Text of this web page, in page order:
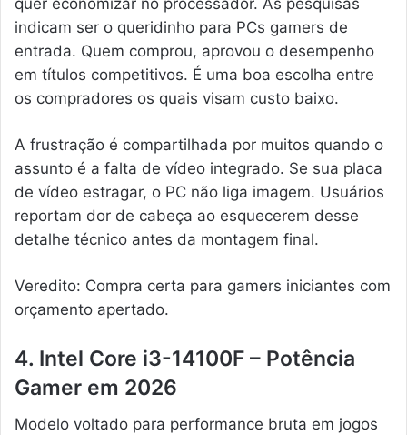
indicam ser o queridinho para PCs gamers de
entrada. Quem comprou, aprovou o desempenho
em títulos competitivos. É uma boa escolha entre
os compradores os quais visam custo baixo.
A frustração é compartilhada por muitos quando o
assunto é a falta de vídeo integrado. Se sua placa
de vídeo estragar, o PC não liga imagem. Usuários
reportam dor de cabeça ao esquecerem desse
detalhe técnico antes da montagem final.
Veredito: Compra certa para gamers iniciantes com
orçamento apertado.
4. Intel Core i3-14100F – Potência
Gamer em 2026
Modelo voltado para performance bruta em jogos